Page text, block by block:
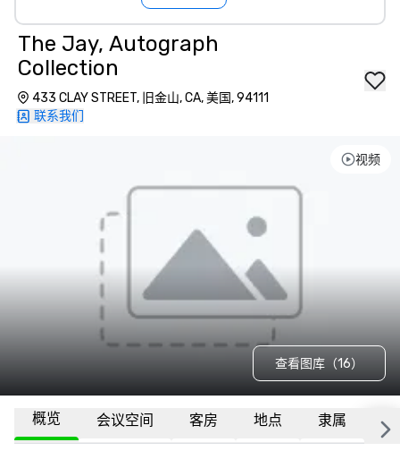
The Jay, Autograph
Collection
433 CLAY STREET, 旧金山, CA, 美国, 94111
联系我们
视频
查看图库（16）
概览 会议空间 客房 地点 隶属 更